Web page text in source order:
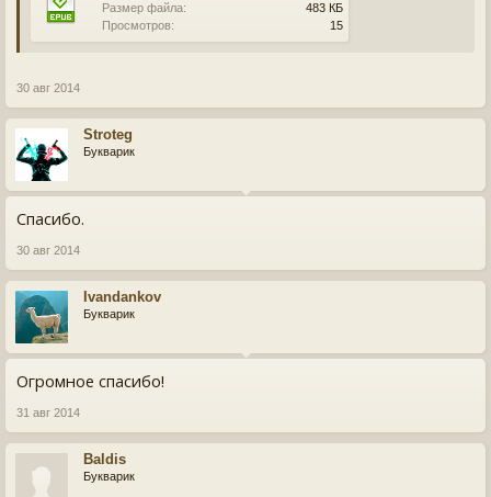
Размер файла:
483 КБ
Просмотров:
15
30 авг 2014
Stroteg
Букварик
Спасибо.
30 авг 2014
Ivandankov
Букварик
Огромное спасибо!
31 авг 2014
Baldis
Букварик